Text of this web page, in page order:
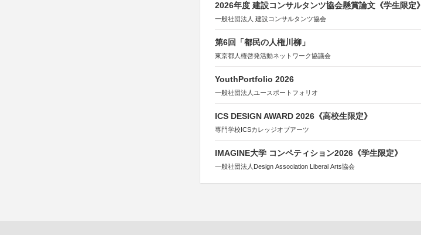
2026年度 建設コンサルタンツ協会懸賞論文《学生限定》
一般社団法人 建設コンサルタンツ協会
第6回「都民の人権川柳」
東京都人権啓発活動ネットワーク協議会
YouthPortfolio 2026
一般社団法人ユースポートフォリオ
ICS DESIGN AWARD 2026《高校生限定》
専門学校ICSカレッジオブアーツ
IMAGINE大学 コンペティション2026《学生限定》
一般社団法人Design Association Liberal Arts協会